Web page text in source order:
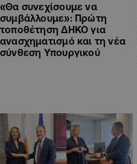
«Θα συνεχίσουμε να
συμβάλλουμε»: Πρώτη
τοποθέτηση ΔΗΚΟ για
ανασχηματισμό και τη νέα
σύνθεση Υπουργικού